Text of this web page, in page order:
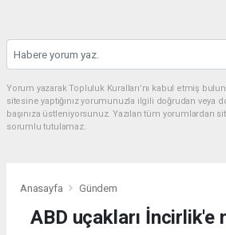
Yorum yazarak Topluluk Kuralları’nı kabul etmiş
sitesine yaptığınız yorumunuzla ilgili doğrudan veya
başınıza üstleniyorsunuz. Yazılan tüm yorumlardan
sorumlu tutulamaz.
Anasayfa Gündem
ABD uçakları İncirlik'e